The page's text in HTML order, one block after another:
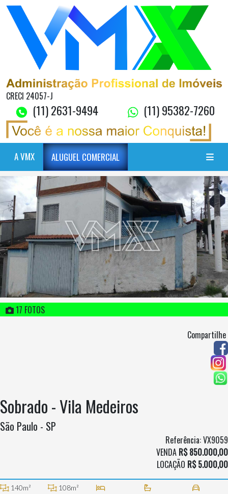
CRECI 24057-J
(11) 2631-9494 (11) 95382-7260
A VMX ALUGUEL COMERCIAL
17 FOTOS
Compartilhe
Sobrado - Vila Medeiros
São Paulo - SP
Referência: VX9059
VENDA R$ 850.000,00
LOCAÇÃO R$ 5.000,00
140m²
108m²